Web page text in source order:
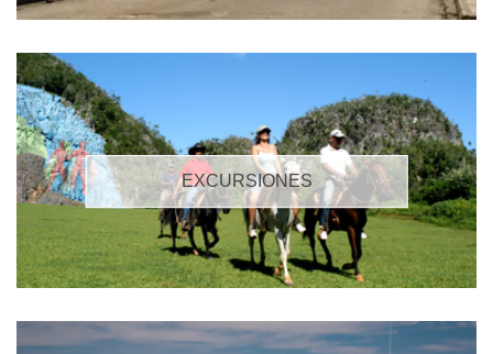
EXCURSIONES